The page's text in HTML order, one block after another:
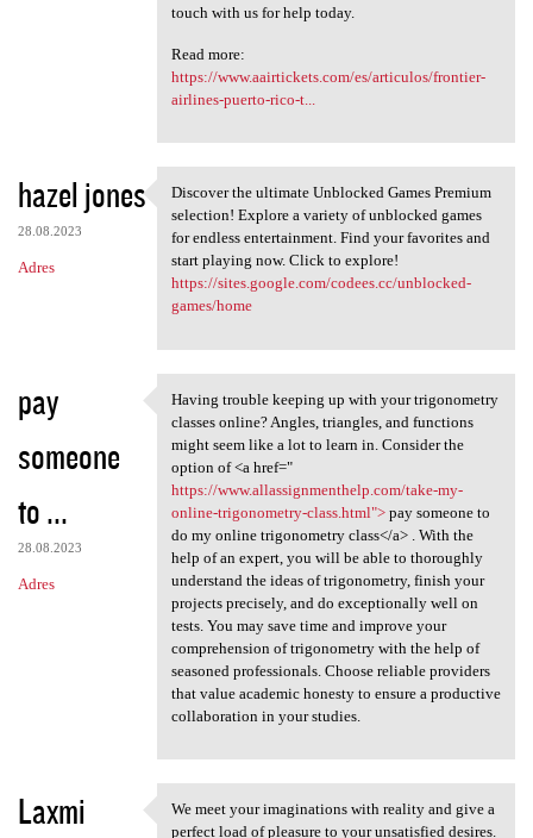
touch with us for help today.
Read more:
https://www.aairtickets.com/es/articulos/frontier-
airlines-puerto-rico-t...
hazel jones
28.08.2023
Adres
Discover the ultimate
Discover the ultimate Unblocked Games Premium
selection! Explore a variety of unblocked games
for endless entertainment. Find your favorites and
start playing now. Click to explore!
https://sites.google.com/codees.cc/unblocked-
games/home
pay
someone
to ...
28.08.2023
Adres
Having trouble keeping up
Having trouble keeping up with your trigonometry
classes online? Angles, triangles, and functions
might seem like a lot to learn in. Consider the
option of <a href="
https://www.allassignmenthelp.com/take-my-
online-trigonometry-class.html">pay someone to
do my online trigonometry class</a> . With the
help of an expert, you will be able to thoroughly
understand the ideas of trigonometry, finish your
projects precisely, and do exceptionally well on
tests. You may save time and improve your
comprehension of trigonometry with the help of
seasoned professionals. Choose reliable providers
that value academic honesty to ensure a productive
collaboration in your studies.
Laxmi We meet your imaginations
We meet your imaginations with reality and give a
perfect load of pleasure to your unsatisfied desires.